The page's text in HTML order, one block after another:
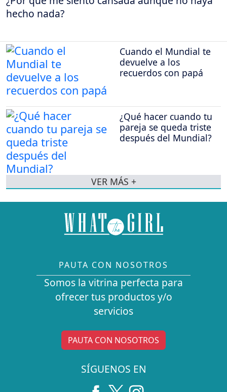
hecho nada?
Cuando el Mundial te
devuelve a los
recuerdos con papá
¿Qué hacer cuando tu
pareja se queda triste
después del Mundial?
VER MÁS +
PAUTA CON NOSOTROS
Somos la vitrina perfecta para
ofrecer tus productos y/o
servicios
PAUTA CON NOSOTROS
SÍGUENOS EN